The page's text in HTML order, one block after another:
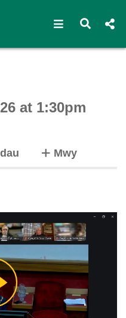
Open Open
at 1:30pm
Mwyo dabiau